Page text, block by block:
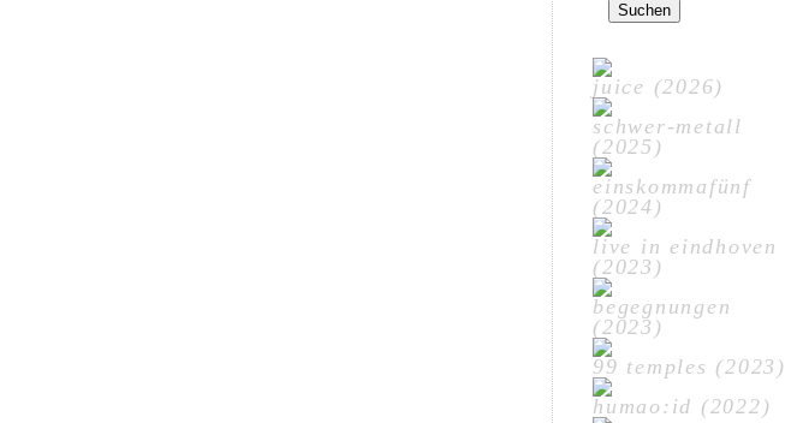
nach:
juice (2026)
schwer-metall
(2025)
einskommafünf
(2024)
live in eindhoven
(2023)
begegnungen
(2023)
99 temples (2023)
humao:id (2022)